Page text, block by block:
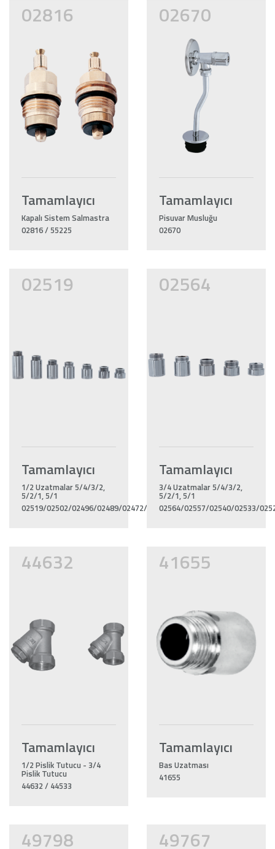
02816
Tamamlayıcı
Kapalı Sistem Salmastra
02816 / 55225
02670
Tamamlayıcı
Pisuvar Musluğu
02670
02519
Tamamlayıcı
1/2 Uzatmalar 5/4/3/2,
5/2/1, 5/1
02519/02502/02496/02489/02472/02465/02458
02564
Tamamlayıcı
3/4 Uzatmalar 5/4/3/2,
5/2/1, 5/1
02564/02557/02540/02533/
44632
Tamamlayıcı
1/2 Pislik Tutucu - 3/4
Pislik Tutucu
44632 / 44533
41655
Tamamlayıcı
Bas Uzatması
41655
49798 49767